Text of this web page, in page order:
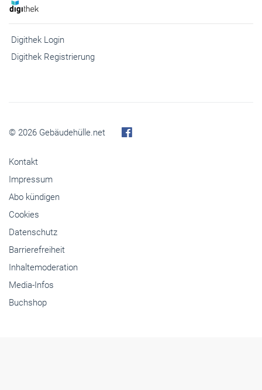
Digithek Login
Digithek Registrierung
© 2026 Gebäudehülle.net
Kontakt
Impressum
Abo kündigen
Cookies
Datenschutz
Barrierefreiheit
Inhaltemoderation
Media-Infos
Buchshop